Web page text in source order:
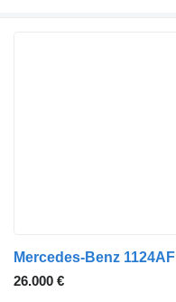
Mercedes-Benz 1124AF
26.000 €